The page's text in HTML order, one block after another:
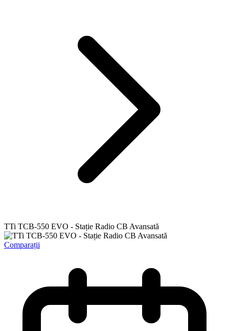
TTi TCB-550 EVO - Stație Radio CB Avansată
Comparații